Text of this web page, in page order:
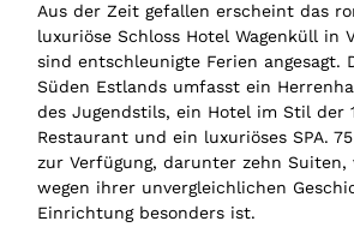
Aus der Zeit gefallen erscheint das
luxuriöse Schloss Hotel Wagenküll in
sind entschleunigte Ferien angesagt.
Süden Estlands umfasst ein
des Jugendstils, ein Hotel im Stil der
Restaurant und ein luxuriöses SPA.
zur Verfügung, darunter zehn Suiten,
wegen ihrer unvergleichlichen
Einrichtung besonders ist.